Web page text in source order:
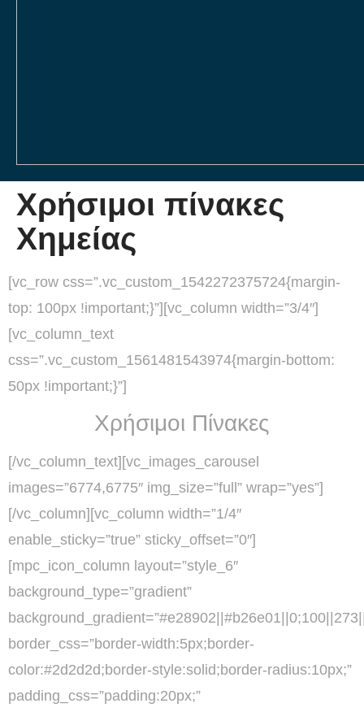
Χρήσιμοι πίνακες
Χημείας
[vc_row css=”.vc_custom_1542272375724{margin-
top: 100px !important;}”][vc_column width=”3/4″]
[vc_column_text
css=”.vc_custom_1561481543974{margin-bottom:
50px !important;}”]
Χρήσιμοι Πίνακες
[/vc_column_text][vc_images_carousel
images=”6774,6775″ img_size=”full” wrap=”yes”]
[/vc_column][vc_column width=”1/4″
enable_sticky=”true” sticky_offset=”0″]
[mpc_icon_column layout=”style_6″
background_type=”gradient”
border_css=”border-width:5px;border-
color:#2d2d2d;border-style:solid;border-radius:10px;”
padding_css=”padding:20px;”